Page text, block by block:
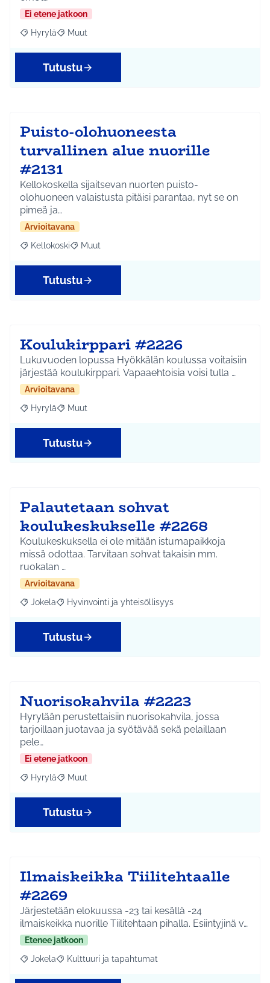
Ei etene jatkoon
Rajaa tulokset aihepiirin mukaan: Hyrylä
Hyrylä Rajaa tulokset teeman mukaan: Muut
Muut
Tutustu
Puisto-olohuoneesta
turvallinen alue nuorille
#2131
Kellokoskella sijaitsevan nuorten puisto-
olohuoneen valaistusta pitäisi parantaa, nyt se on
pimeä ja…
Arvioitavana
Rajaa tulokset aihepiirin mukaan: Kellokoski
Kellokoski Rajaa tulokset teeman mukaan: Muut
Muut
Tutustu
Koulukirppari #2226
Lukuvuoden lopussa Hyökkälän koulussa voitaisiin
järjestää koulukirppari. Vapaaehtoisia voisi tulla …
Arvioitavana
Rajaa tulokset aihepiirin mukaan: Hyrylä
Hyrylä Rajaa tulokset teeman mukaan: Muut
Muut
Tutustu
Palautetaan sohvat
koulukeskukselle #2268
Koulukeskuksella ei ole mitään istumapaikkoja
missä odottaa. Tarvitaan sohvat takaisin mm.
ruokalan …
Arvioitavana
Rajaa tulokset aihepiirin mukaan: Jokela
Jokela Rajaa tulokset teeman mukaan: Hyvinvointi ja
Hyvinvointi ja yhteisöllisyys
Tutustu
Nuorisokahvila #2223
Hyrylään perustettaisiin nuorisokahvila, jossa
tarjoillaan juotavaa ja syötävää sekä pelaillaan
pele…
Ei etene jatkoon
Rajaa tulokset aihepiirin mukaan: Hyrylä
Hyrylä Rajaa tulokset teeman mukaan: Muut
Muut
Tutustu
Ilmaiskeikka Tiilitehtaalle
#2269
Järjestetään elokuussa -23 tai kesällä -24
ilmaiskeikka nuorille Tiilitehtaan pihalla. Esiintyjinä v…
Etenee jatkoon
Rajaa tulokset aihepiirin mukaan: Jokela
Jokela Rajaa tulokset teeman mukaan: Kulttuuri ja
Kulttuuri ja tapahtumat